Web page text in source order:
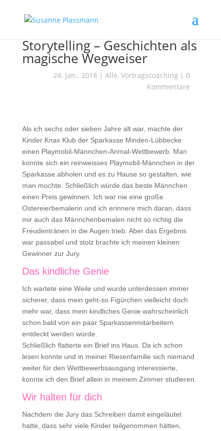
Storytelling – Geschichten als
magische Wegweiser
24. Jan.. 2018 |Alle,Vortragscoaching | 0
Kommentare
Als ich sechs oder sieben Jahre alt war, machte der
Kinder Knax Klub der Sparkasse Minden-Lübbecke
einen Playmobil-Männchen-Anmal-Wettbewerb. Man
konnte sich ein reinweisses Playmobil-Männchen in der
Sparkasse abholen und es zu Hause so gestalten, wie
man mochte. Schließlich würde das beste Männchen
einen Preis gewinnen. Ich war nie eine große
Ostereierbemalerin und ich erinnere mich daran, dass
mir auch das Männchenbemalen nicht so richtig die
Freudentränen in die Augen trieb. Aber das Ergebnis
war passabel und stolz brachte ich meinen kleinen
Gewinner zur Jury.
Das kindliche Genie
Ich wartete eine Weile und wurde unterdessen immer
sicherer, dass mein geht-so Figürchen vielleicht doch
mehr war, dass mein kindliches Genie wahrscheinlich
schon bald von ein paar Sparkassenmitarbeitern
entdeckt werden würde.
Schließlich flatterte ein Brief ins Haus. Da ich schon
lesen konnte und in meiner Riesenfamilie sich niemand
weiter für den Wettbewerbsausgang interessierte,
konnte ich den Brief allein in meinem Zimmer studieren.
Wir halten für dich
Nachdem die Jury das Schreiben damit eingeläutet
hatte, dass sehr viele Kinder teilgenommen hätten,